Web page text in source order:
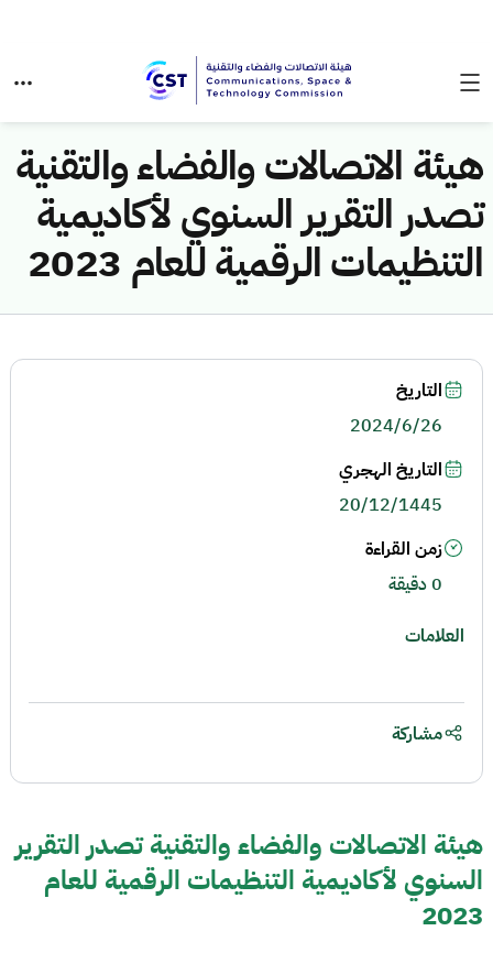
هيئة الاتصالات والفضاء والتقنية
تصدر التقرير السنوي لأكاديمية
التنظيمات الرقمية للعام 2023
هيئة الاتصالات والفضاء والتقنية تصدر التقرير
السنوي لأكاديمية التنظيمات الرقمية للعام
2023
التاريخ
2024/6/26
التاريخ الهجري
20/12/1445
زمن القراءة
0 دقيقة
العلامات
مشاركة